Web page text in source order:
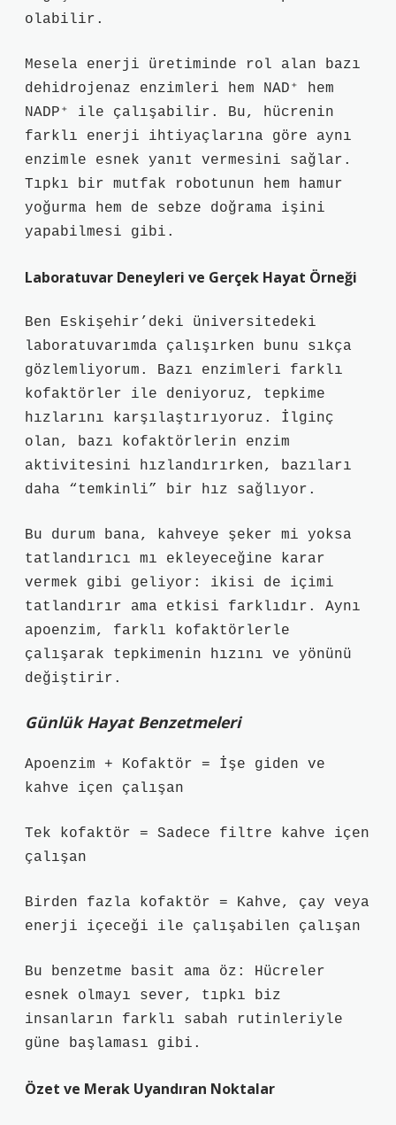
olabilir.
Mesela enerji üretiminde rol alan bazı
dehidrojenaz enzimleri hem NAD⁺ hem
NADP⁺ ile çalışabilir. Bu, hücrenin
farklı enerji ihtiyaçlarına göre aynı
enzimle esnek yanıt vermesini sağlar.
Tıpkı bir mutfak robotunun hem hamur
yoğurma hem de sebze doğrama işini
yapabilmesi gibi.
Laboratuvar Deneyleri ve Gerçek Hayat Örneği
Ben Eskişehir’deki üniversitedeki
laboratuvarımda çalışırken bunu sıkça
gözlemliyorum. Bazı enzimleri farklı
kofaktörler ile deniyoruz, tepkime
hızlarını karşılaştırıyoruz. İlginç
olan, bazı kofaktörlerin enzim
aktivitesini hızlandırırken, bazıları
daha “temkinli” bir hız sağlıyor.
Bu durum bana, kahveye şeker mi yoksa
tatlandırıcı mı ekleyeceğine karar
vermek gibi geliyor: ikisi de içimi
tatlandırır ama etkisi farklıdır. Aynı
apoenzim, farklı kofaktörlerle
çalışarak tepkimenin hızını ve yönünü
değiştirir.
Günlük Hayat Benzetmeleri
Apoenzim + Kofaktör = İşe giden ve
kahve içen çalışan
Tek kofaktör = Sadece filtre kahve içen
çalışan
Birden fazla kofaktör = Kahve, çay veya
enerji içeceği ile çalışabilen çalışan
Bu benzetme basit ama öz: Hücreler
esnek olmayı sever, tıpkı biz
insanların farklı sabah rutinleriyle
güne başlaması gibi.
Özet ve Merak Uyandıran Noktalar